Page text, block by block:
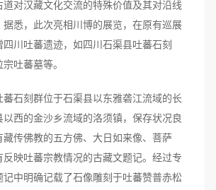
对汉藏文化交流的特殊价值及其对沿线
悉，此次亮相川博的展览，在原有巡展
四川吐蕃遗迹，如四川石渠县吐蕃石刻
吐蕃墓等。
石刻群位于石渠县以东雅砻江流域的长
西的金沙乡流域的洛须镇，保存状况良
传佛教的五方佛、大日如来像、菩萨
映吐蕃宗教情况的古藏文题记。经过专
记中明确记载了石像雕刻于吐蕃赞普赤松